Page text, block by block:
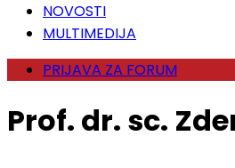
NOVOSTI
MULTIMEDIJA
PRIJAVA ZA FORUM
Prof. dr. sc.